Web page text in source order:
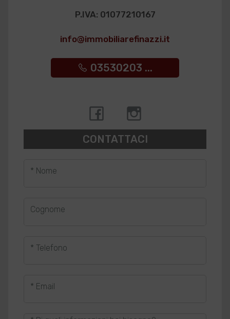
P.IVA: 01077210167
info@immobiliarefinazzi.it
03530203 ...
CONTATTACI
* Nome
Cognome
* Telefono
* Email